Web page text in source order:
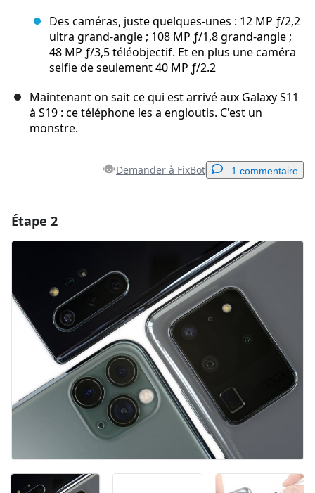
Des caméras, juste quelques-unes : 12 MP ƒ/2,2
ultra grand-angle ; 108 MP ƒ/1,8 grand-angle ;
48 MP ƒ/3,5 téléobjectif. Et en plus une caméra
selfie de seulement 40 MP ƒ/2.2
Maintenant on sait ce qui est arrivé aux Galaxy S11
à S19 : ce téléphone les a engloutis. C'est un
monstre.
Demander à FixBot 1 commentaire
Annuler Publier un commentaire
Étape 2